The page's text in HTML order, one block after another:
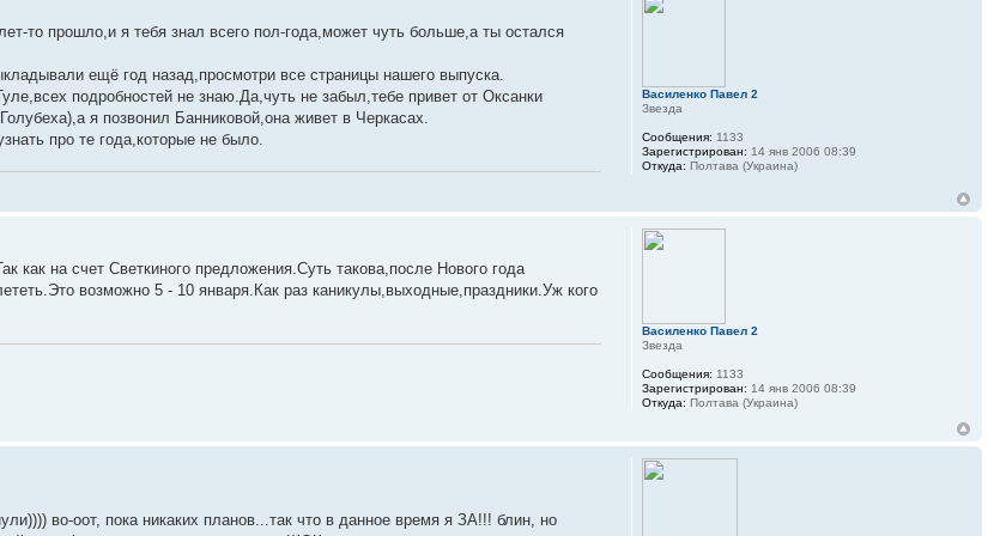
то прошло,и я тебя знал всего пол-года,может чуть больше,а ты остался
ещё год назад,просмотри все страницы нашего выпуска.
подробностей не знаю.Да,чуть не забыл,тебе привет от Оксанки
я позвонил Банниковой,она живет в Черкасах.
про те года,которые не было.
Василенко Павел 2
Звезда
Сообщения: 1133
Зарегистрирован: 14 янв 2006 08:39
Откуда: Полтава (Украина)
на счет Светкиного предложения.Суть такова,после Нового года
возможно 5 - 10 января.Как раз каникулы,выходные,праздники.Уж кого
Василенко Павел 2
Звезда
Сообщения: 1133
Зарегистрирован: 14 янв 2006 08:39
Откуда: Полтава (Украина)
во-оот, пока никаких планов...так что в данное время я ЗА!!! блин, но